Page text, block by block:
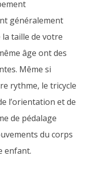
généralement
la taille de votre
âge ont des
Même si
rythme, le tricycle
l’orientation et de
de pédalage
du corps
enfant.